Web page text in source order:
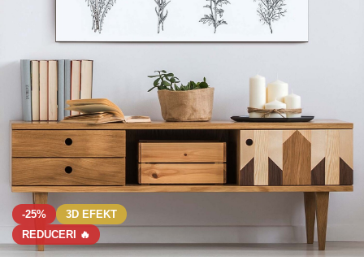
-25%
3D EFEKT
REDUCERI 🔥